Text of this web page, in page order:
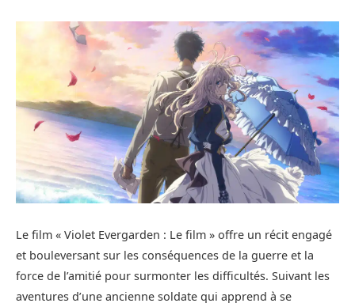
Le film « Violet Evergarden : Le film » offre un récit engagé
et bouleversant sur les conséquences de la guerre et la
force de l’amitié pour surmonter les difficultés. Suivant les
aventures d’une ancienne soldate qui apprend à se